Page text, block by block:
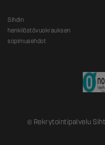
Sihdin
henkilöstövuokrauksen
sopimusehdot
© Rekrytointipalvelu